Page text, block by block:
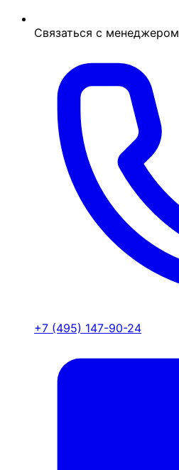
Связаться с менеджером
+7 (495) 147-90-24